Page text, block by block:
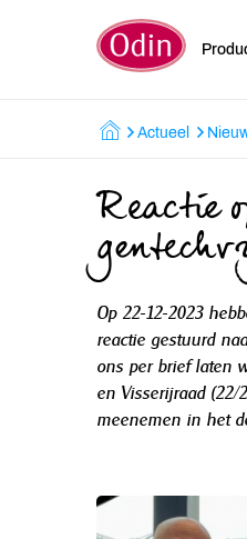
Actueel
Reactie
Op 22-12-2023
reactie gestuurd
ons per brief laten
en Visserijraad
meenemen in het